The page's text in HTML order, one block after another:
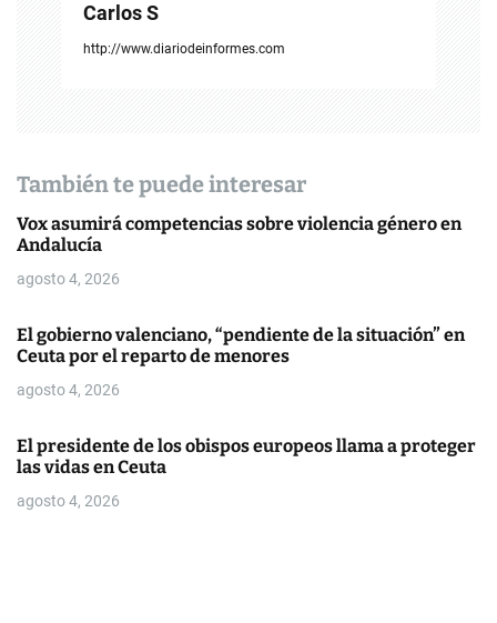
n
t
r
a
a
s
Carlos S
http://www.diariodeinformes.com
También te puede interesar
Vox asumirá competencias sobre violencia género en
Andalucía
agosto 4, 2026
El gobierno valenciano, “pendiente de la situación” en
Ceuta por el reparto de menores
agosto 4, 2026
El presidente de los obispos europeos llama a proteger
las vidas en Ceuta
agosto 4, 2026